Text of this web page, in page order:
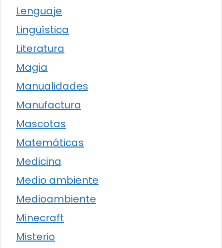
Lenguaje
Lingüística
Literatura
Magia
Manualidades
Manufactura
Mascotas
Matemáticas
Medicina
Medio ambiente
Medioambiente
Minecraft
Misterio